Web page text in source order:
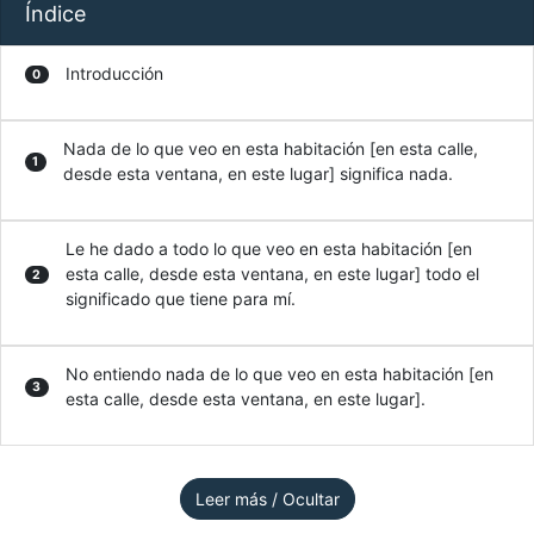
Índice
0 Introducción
1
Nada de lo que veo en esta habitación [en esta calle,
desde esta ventana, en este lugar] significa nada.
2
Le he dado a todo lo que veo en esta habitación [en
esta calle, desde esta ventana, en este lugar] todo el
significado que tiene para mí.
3
No entiendo nada de lo que veo en esta habitación [en
esta calle, desde esta ventana, en este lugar].
Leer más / Ocultar